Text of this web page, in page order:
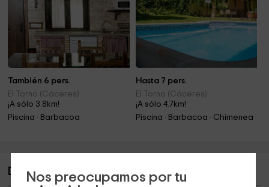
Nos preocupamos por tu
También 6 pers.
El Torno (Cáceres)
¡A sólo 3.8km!
Piscina · Barbacoa
Hasta 7 pers.
El Torno (Cáceres)
¡A sólo 4.7km!
Piscina · Barbacoa · Chimenea
Descripción de Las Glicinias